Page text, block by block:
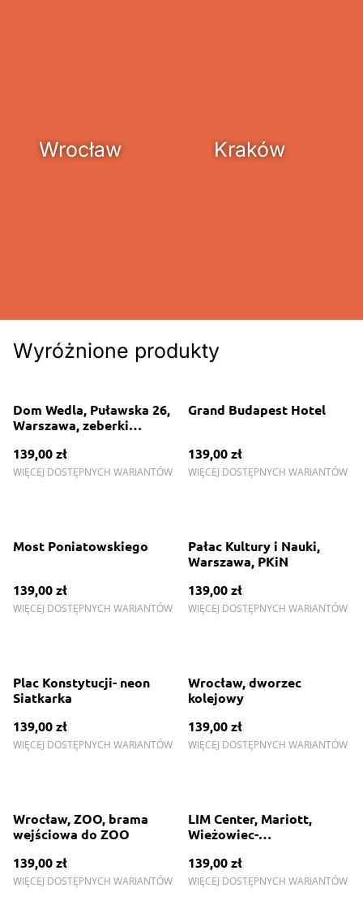
Wrocław Kraków
Wyróżnione produkty
Dom Wedla, Puławska 26,
Warszawa, zeberki
139,00 zł
WIĘCEJ DOSTĘPNYCH WARIANTÓW
Grand Budapest Hotel
139,00 zł
WIĘCEJ DOSTĘPNYCH WARIANTÓW
Most Poniatowskiego
139,00 zł
WIĘCEJ DOSTĘPNYCH WARIANTÓW
Pałac Kultury i Nauki,
Warszawa, PKiN
139,00 zł
WIĘCEJ DOSTĘPNYCH WARIANTÓW
Plac Konstytucji- neon
Siatkarka
139,00 zł
WIĘCEJ DOSTĘPNYCH WARIANTÓW
Wrocław, dworzec
kolejowy
139,00 zł
WIĘCEJ DOSTĘPNYCH WARIANTÓW
Wrocław, ZOO, brama
wejściowa do ZOO
139,00 zł
WIĘCEJ DOSTĘPNYCH WARIANTÓW
LIM Center, Mariott,
Wieżowiec-
139,00 zł
WIĘCEJ DOSTĘPNYCH WARIANTÓW